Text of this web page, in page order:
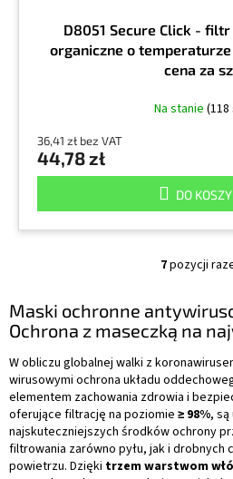
D8051 Secure Click -
organiczne o temperaturze
cena za
Na stanie
36,41 zł bez VAT
44,78 zł
DO
K
n
t
r
o
l
k
i
l
i
s
7pozycji
Maski ochronne
Ochrona z maseczką na
W obliczu globalnej walki z
wirusowymi ochrona układu
elementem zachowania zdrowia i
oferujące filtrację na poziomie ≥ 98%, są
najskuteczniejszych środków ochrony
filtrowania zarówno pyłu, jak i
powietrzu. Dzięki trzem warstwom